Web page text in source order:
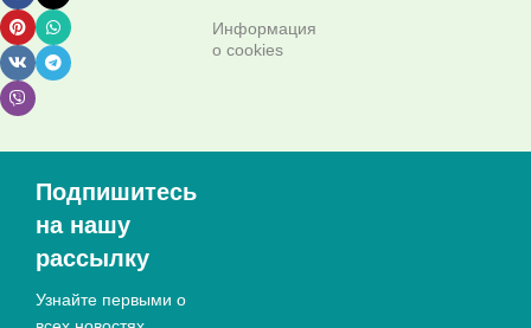
Информация
о cookies
Подпишитесь
на нашу
рассылку
Узнайте первыми о